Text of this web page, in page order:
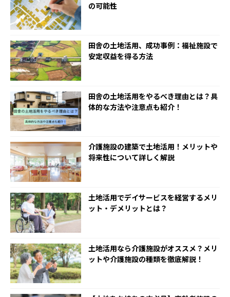
の可能性
田舎の土地活用、成功事例：福祉施設で
安定収益を得る方法
田舎の土地活用をやるべき理由とは？具
体的な方法や注意点も紹介！
介護施設の建築で土地活用！メリットや
将来性について詳しく解説
土地活用でデイサービスを経営するメリ
ット・デメリットとは？
土地活用なら介護施設がオススメ？メリ
ットや介護施設の種類を徹底解説！